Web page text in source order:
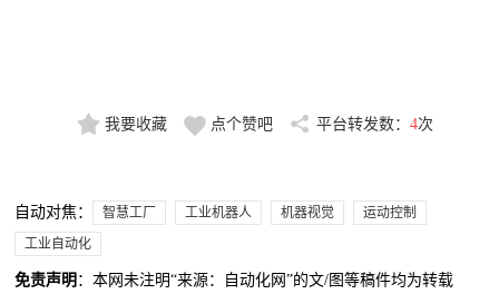
我要收藏 点个赞吧 平台转发数： 4次
自动对焦： 智慧工厂 工业机器人 机器视觉
运动控制
工业自动化
免责声明 ：本网未注明“来源：自动化网”的文/图等稿件均为转载